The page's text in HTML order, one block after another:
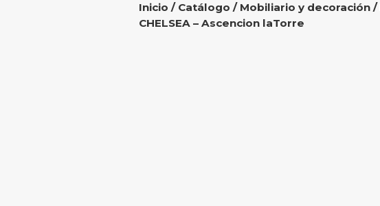
Inicio / Catálogo / Mobiliario y decoración/
CHELSEA – Ascencion laTorre